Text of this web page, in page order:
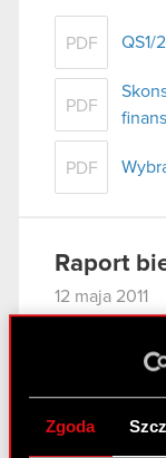
Zgoda
PDF QS1/
PDF
PDF
Raport
12 maja 2011